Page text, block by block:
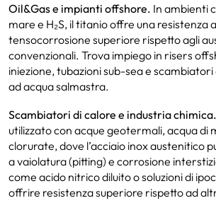
Oil&Gas e impianti offshore. In ambienti
mare e H₂S, il titanio offre una resistenza
tensocorrosione superiore rispetto agli
convenzionali. Trova impiego in risers
iniezione, tubazioni sub-sea e
ad acqua salmastra.
Scambiatori di calore e industria chimica.
utilizzato con acque geotermali, acqua di
clorurate, dove l’acciaio inox austenitico
a vaiolatura (pitting) e corrosione
come acido nitrico diluito o soluzioni di
offrire resistenza superiore rispetto ad